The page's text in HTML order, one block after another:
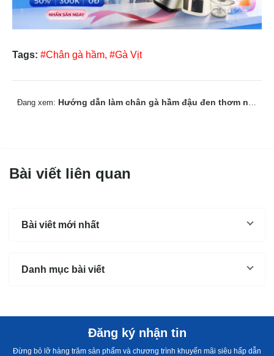
Tags: #Chân gà hầm, #Gà Vịt
Đang xem: Hướng dẫn làm chân gà hầm đậu đen thơm ngon, bổ dưỡng
Bài viết liên quan
Bài viêt mới nhất
Danh mục bài viết
Đăng ký nhận tin
Đừng bỏ lỡ hàng trăm sản phẩm và chương trình khuyến mãi siêu hấp dẫn